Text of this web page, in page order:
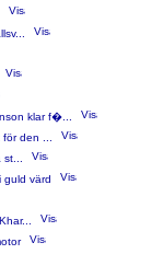
klar f�...
för den ...
st...
guld värd